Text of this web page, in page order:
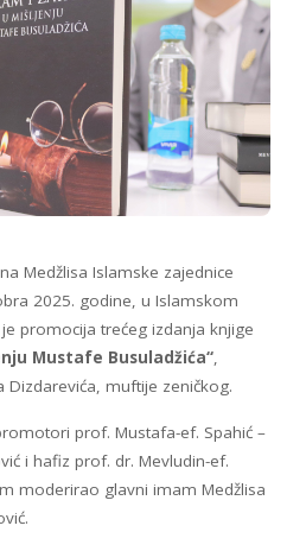
Medžlisa Islamske zajednice
2025. godine, u Islamskom
promocija trećeg izdanja knjige
Mustafe Busuladžića“,
Dizdarevića, muftije zeničkog.
prof. Mustafa-ef. Spahić –
i hafiz prof. dr. Mevludin-ef.
moderirao glavni imam Medžlisa